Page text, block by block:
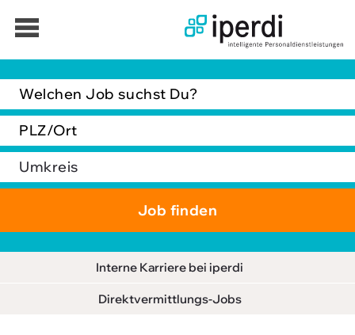
Interne Karriere bei iperdi
Direktvermittlungs-Jobs
Jobbörse
Bewerber
Unternehmen
Über iperdi
AGB